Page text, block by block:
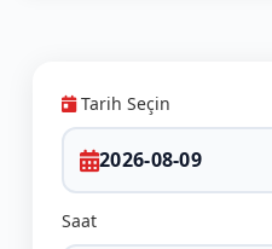
Tarih Seçin
Saat